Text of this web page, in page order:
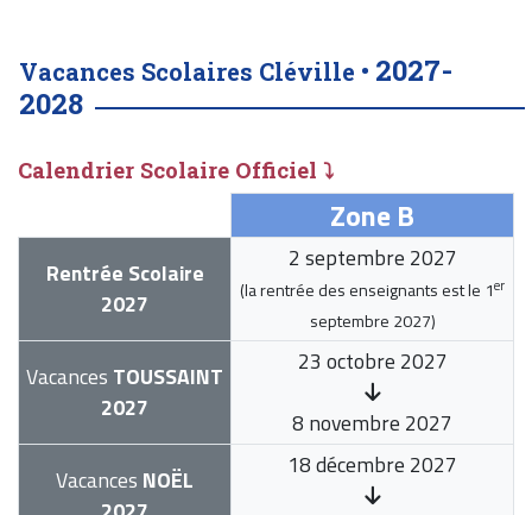
Vacances Scolaires Cléville • 2027-
2028
Calendrier Scolaire Officiel ⤵
Zone B
Rentrée Scolaire
2027
2 septembre 2027
(la rentrée des enseignants est le 1er
septembre 2027)
Vacances TOUSSAINT
2027
23 octobre 2027
8 novembre 2027
Vacances NOËL
18 décembre 2027